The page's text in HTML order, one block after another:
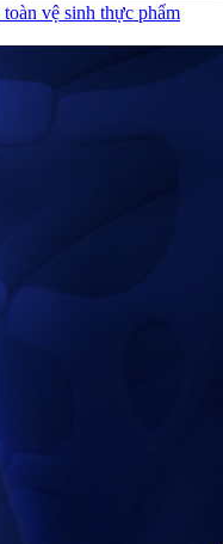
vệ sinh thực phẩm